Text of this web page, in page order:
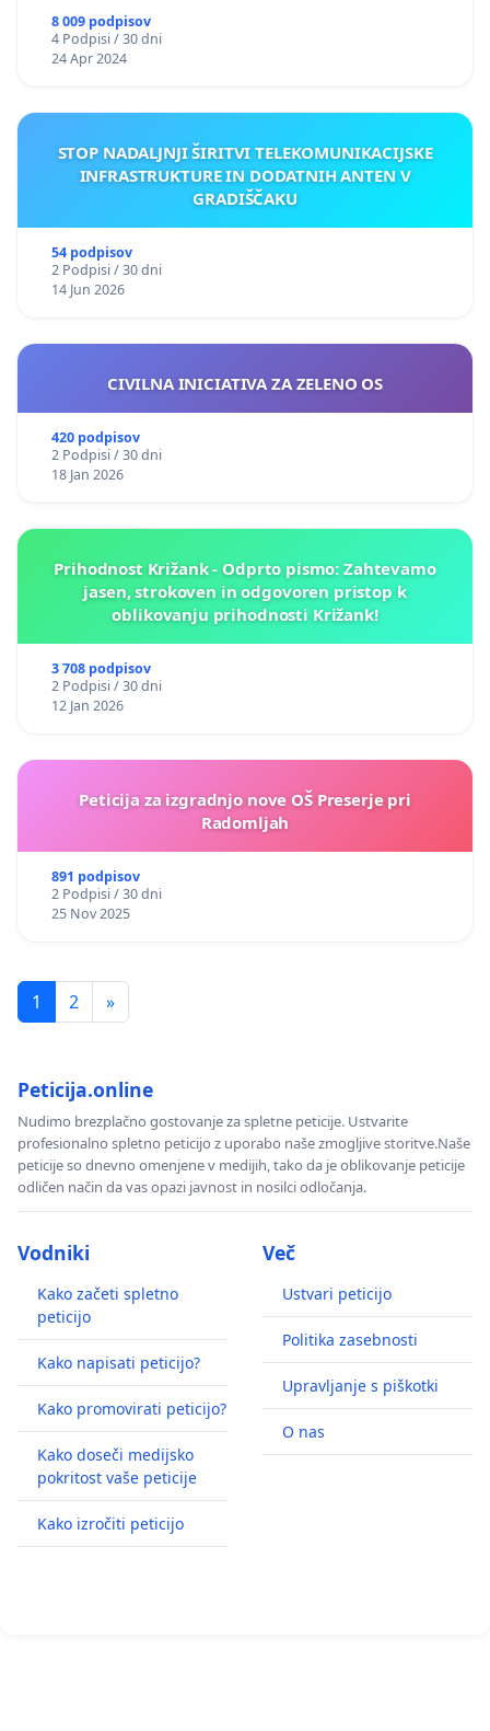
8 009 podpisov
4 Podpisi / 30 dni
24 Apr 2024
STOP NADALJNJI ŠIRITVI TELEKOMUNIKACIJSKE
INFRASTRUKTURE IN DODATNIH ANTEN V
GRADIŠČAKU
54 podpisov
2 Podpisi / 30 dni
14 Jun 2026
CIVILNA INICIATIVA ZA ZELENO OS
420 podpisov
2 Podpisi / 30 dni
18 Jan 2026
Prihodnost Križank - Odprto pismo: Zahtevamo
jasen, strokoven in odgovoren pristop k
oblikovanju prihodnosti Križank!
3 708 podpisov
2 Podpisi / 30 dni
12 Jan 2026
Peticija za izgradnjo nove OŠ Preserje pri
Radomljah
891 podpisov
2 Podpisi / 30 dni
25 Nov 2025
1 2 »
Peticija.online
Nudimo brezplačno gostovanje za spletne peticije. Ustvarite
profesionalno spletno peticijo z uporabo naše zmogljive storitve.Naše
peticije so dnevno omenjene v medijih, tako da je oblikovanje peticije
odličen način da vas opazi javnost in nosilci odločanja.
Vodniki
Kako začeti spletno
peticijo
Kako napisati peticijo?
Kako promovirati peticijo?
Kako doseči medijsko
pokritost vaše peticije
Kako izročiti peticijo
Več
Ustvari peticijo
Politika zasebnosti
Upravljanje s piškotki
O nas